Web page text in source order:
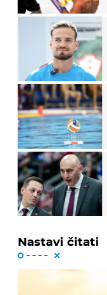
Nastavi čitati